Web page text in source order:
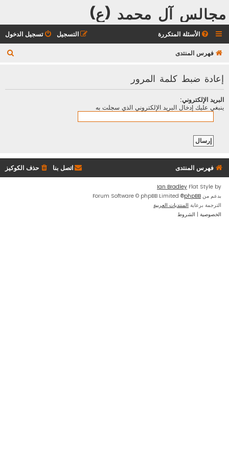
مجالس آل محمد (ع)
الأسئلة المتكررة تسجيل الدخول التسجيل
فهرس المنتدى
إعادة ضبط كلمة المرور
البريد الإلكتروني:
ينبغي عليك إدخال البريد الإلكتروني الذي سجلت به
فهرس المنتدى حذف الكوكيز اتصل بنا
Flat Style by
Ian Bradley
بدعم من phpBB
® Forum Software © phpBB Limited
الترجمة برعاية المنتديات العربية
الخصوصية | الشروط